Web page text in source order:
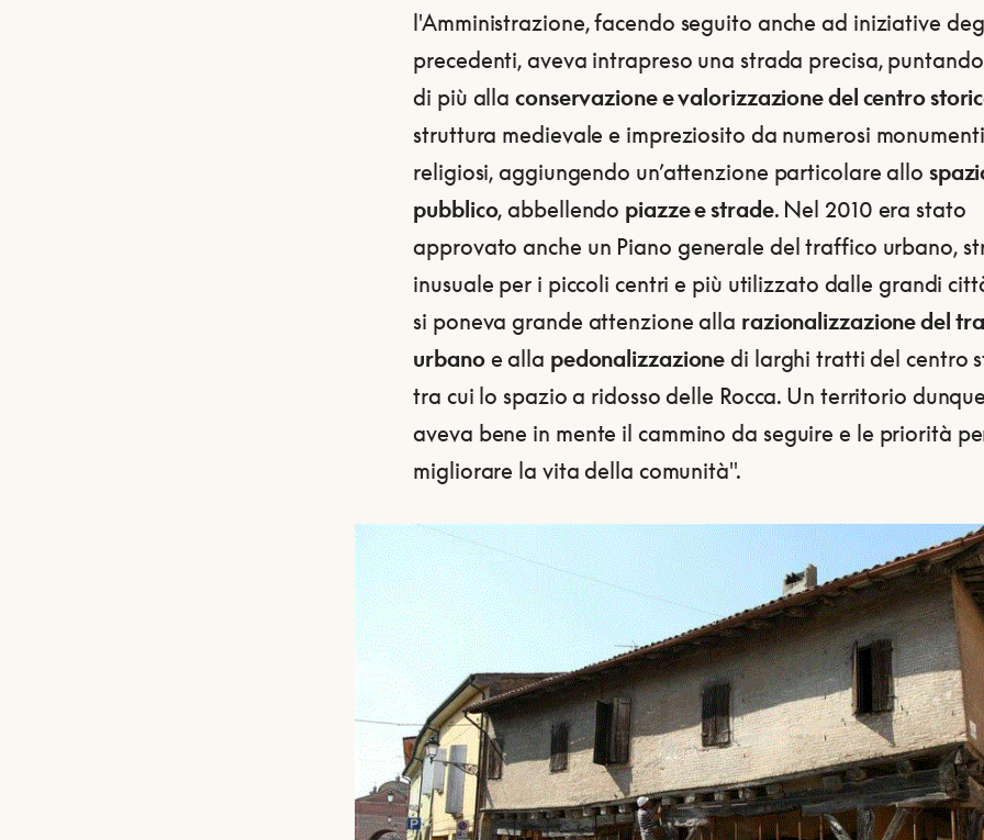
l'Amministrazione, facendo seguito anche ad iniziative
precedenti, aveva intrapreso una strada precisa,
di più allaconservazione e valorizzazione del centro
struttura medievale e impreziosito da numerosi
religiosi, aggiungendo un’attenzione particolare allo
pubblico, abbellendo piazze e strade. Nel 2010 era stato
approvato anche un Piano generale del traffico urbano,
inusuale per i piccoli centri e più utilizzato dalle grandi
si poneva grande attenzione alla razionalizzazione del
urbanoe alla pedonalizzazione di larghi tratti del centro
tra cui lo spazio a ridosso delle Rocca. Un territorio
aveva bene in mente il cammino da seguire e le priorità
migliorare la vita della comunità".